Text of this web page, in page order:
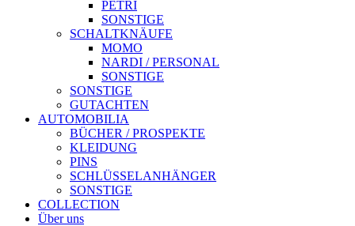
PETRI
SONSTIGE
SCHALTKNÄUFE
MOMO
NARDI / PERSONAL
SONSTIGE
SONSTIGE
GUTACHTEN
AUTOMOBILIA
BÜCHER / PROSPEKTE
KLEIDUNG
PINS
SCHLÜSSELANHÄNGER
SONSTIGE
COLLECTION
Über uns